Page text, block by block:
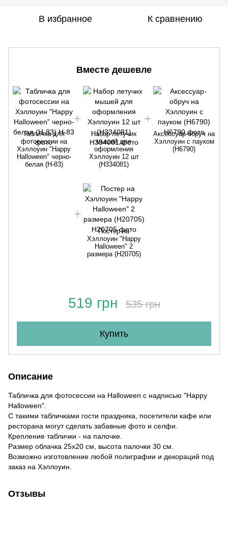
В избранное К сравнению
Вместе дешевле
Табличка для
фотосессии на
Хэллоуин "Happy
Halloween" черно-
белая (H-83)
Набор летучих
мышей для
оформления
Хэллоуин 12 шт
(H334081)
Аксессуар-обруч на
Хэллоуин с пауком
(H6790)
Постер на
Хэллоуин "Happy
Halloween" 2
размера (H20705)
519 грн 535 грн
Купить
Описание
Табличка для фотосессии на Halloween c надписью "Happy
Halloween".
С такими табличками гости праздника, посетители кафе или
ресторана могут сделать забавные фото и селфи.
Крепление таблички - на палочке.
Размер облачка 25х20 см, высота палочки 30 см.
Возможно изготовление любой полиграфии и декораций под
заказ на Хэллоуин.
Отзывы